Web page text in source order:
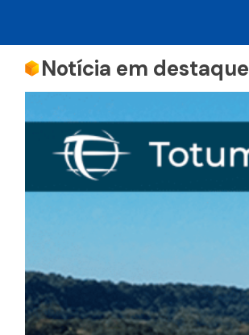
Notícia em destaque